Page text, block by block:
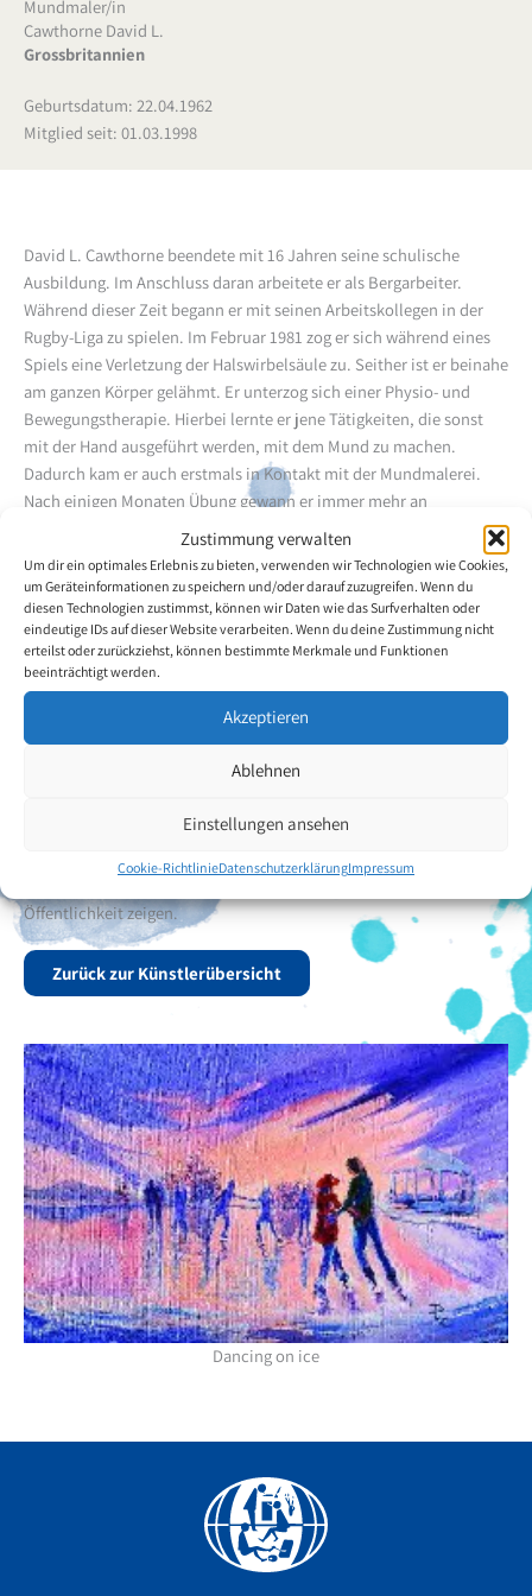
Zustimmung verwalten
Um dir ein optimales Erlebnis zu bieten, verwenden wir Technologien wie Cookies,
um Geräteinformationen zu speichern und/oder darauf zuzugreifen. Wenn du
diesen Technologien zustimmst, können wir Daten wie das Surfverhalten oder
eindeutige IDs auf dieser Website verarbeiten. Wenn du deine Zustimmung nicht
erteilst oder zurückziehst, können bestimmte Merkmale und Funktionen
beeinträchtigt werden.
Akzeptieren
Ablehnen
Einstellungen ansehen
Cookie-RichtlinieDatenschutzerklärungImpressum
Mundmaler/in
Cawthorne David L.
Grossbritannien
Geburtsdatum: 22.04.1962
Mitglied seit: 01.03.1998
David L. Cawthorne beendete mit 16 Jahren seine schulische
Ausbildung. Im Anschluss daran arbeitete er als Bergarbeiter.
Während dieser Zeit begann er mit seinen Arbeitskollegen in der
Rugby-Liga zu spielen. Im Februar 1981 zog er sich während eines
Spiels eine Verletzung der Halswirbelsäule zu. Seither ist er beinahe
am ganzen Körper gelähmt. Er unterzog sich einer Physio- und
Bewegungstherapie. Hierbei lernte er jene Tätigkeiten, die sonst
mit der Hand ausgeführt werden, mit dem Mund zu machen.
Dadurch kam er auch erstmals in Kontakt mit der Mundmalerei.
Nach einigen Monaten Übung gewann er immer mehr an
Sicherheit. Seine Familie und seine Freunde baten ihn, Bilder für
sie zu malen. Dadurch steigerte sich sein Einsatz, was zu grossen
Fortschritten in seiner Mundmalerei führte.
Nur neun Jahre nach seinem Unglücksfall erhielt David L.
Cawthorne ein Stipendium der Vereinigung. Auf dieses Stipendium
war er sehr stolz und es war ihm eine grosse Ehre. Wiederum nur
acht Jahre später wurde er assoziiertes Mitglied der VDMFK.
Dadurch konnte er das Malen intensivieren, was ihm nichts
ausmachte, da er grossen Gefallen und Freude daran gefunden
Vorliebe malt er jedoch Landschaften seiner Heimat. Seine
zahlreichen Werke konnte er schon mittels
Öffentlichkeit zeigen.
Zurück zur Künstlerübersicht
Dancing on ice
Facebook
YouTube
Instagram